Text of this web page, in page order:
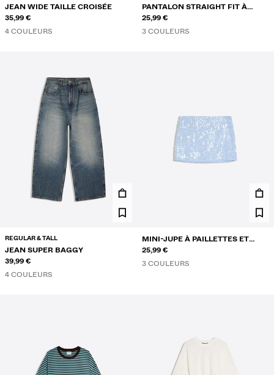
JEAN WIDE TAILLE CROISÉE
35,99 €
4 COULEURS
PANTALON STRAIGHT FIT À
RAYURES
25,99 €
3 COULEURS
REGULAR & TALL
JEAN SUPER BAGGY
39,99 €
4 COULEURS
MINI-JUPE À PAILLETTES ET
DENTELLE
25,99 €
3 COULEURS